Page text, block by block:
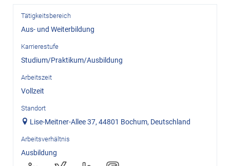
Tätigkeitsbereich
Aus- und Weiterbildung
Karrierestufe
Studium/Praktikum/Ausbildung
Arbeitszeit
Vollzeit
Standort
Lise-Meitner-Allee 37, 44801 Bochum, Deutschland
Arbeitsverhältnis
Ausbildung